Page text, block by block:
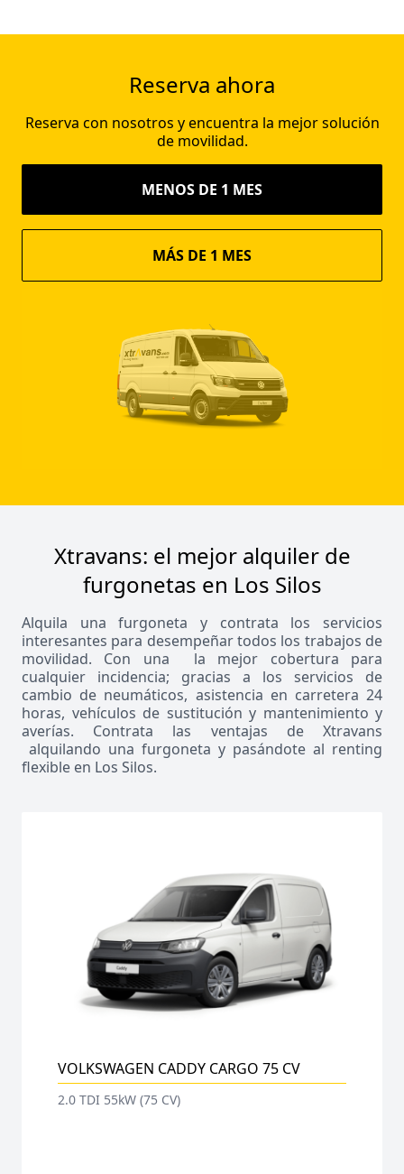
Reserva ahora
Reserva con nosotros y encuentra la mejor solución
de movilidad.
MENOS DE 1 MES
MÁS DE 1 MES
Xtravans: el mejor alquiler de
furgonetas en Los Silos
Alquila una furgoneta y contrata los servicios
interesantes para desempeñar todos los trabajos de
movilidad. Con una la mejor cobertura para
cualquier incidencia; gracias a los servicios de
cambio de neumáticos, asistencia en carretera 24
horas, vehículos de sustitución y mantenimiento y
averías. Contrata las ventajas de Xtravans
alquilando una furgoneta y pasándote al renting
flexible en Los Silos.
VOLKSWAGEN CADDY CARGO 75 CV
2.0 TDI 55kW (75 CV)